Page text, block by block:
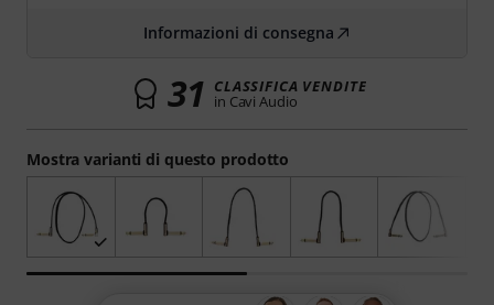
Mostra varianti di questo prodotto
Informazioni di consegna
31 CLASSIFICA VENDITE
in Cavi Audio